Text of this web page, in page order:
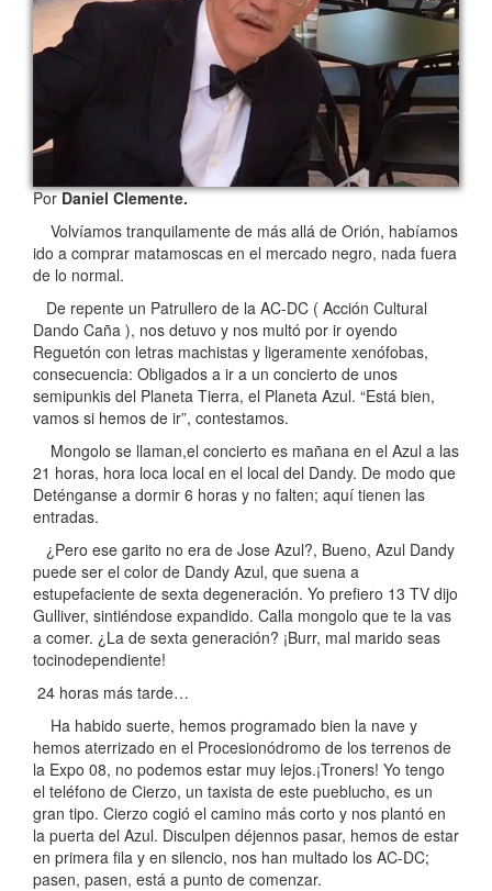
PorDaniel Clemente.
Volvíamos tranquilamente de más allá de Orión, habíamos
ido a comprar matamoscas en el mercado negro, nada fuera
de lo normal.
De repente un Patrullero de la AC-DC ( Acción Cultural
Dando Caña ), nos detuvo y nos multó por ir oyendo
Reguetón con letras machistas y ligeramente xenófobas,
consecuencia: Obligados a ir a un concierto de unos
semipunkis del Planeta Tierra, el Planeta Azul. “Está bien,
vamos si hemos de ir”, contestamos.
Mongolo se llaman,el concierto es mañana en el Azul a las
21 horas, hora loca local en el local del Dandy. De modo que
Deténganse a dormir 6 horas y no falten; aquí tienen las
entradas.
¿Pero ese garito no era de Jose Azul?, Bueno, Azul Dandy
puede ser el color de Dandy Azul, que suena a
estupefaciente de sexta degeneración. Yo prefiero 13 TV dijo
Gulliver, sintiéndose expandido. Calla mongolo que te la vas
a comer. ¿La de sexta generación? ¡Burr, mal marido seas
tocinodependiente!
24 horas más tarde…
Ha habido suerte, hemos programado bien la nave y
hemos aterrizado en el Procesionódromo de los terrenos de
la Expo 08, no podemos estar muy lejos.¡Troners! Yo tengo
el teléfono de Cierzo, un taxista de este pueblucho, es un
gran tipo. Cierzo cogió el camino más corto y nos plantó en
la puerta del Azul. Disculpen déjennos pasar, hemos de estar
en primera fila y en silencio, nos han multado los AC-DC;
pasen, pasen, está a punto de comenzar.